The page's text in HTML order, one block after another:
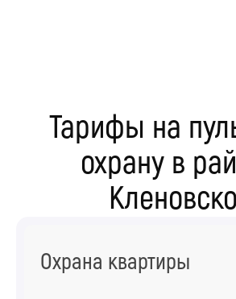
Тарифы на
охрану в
Охрана квартиры